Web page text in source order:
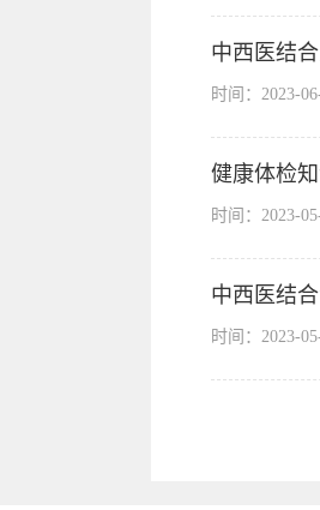
中西医结
时间：2023-
健康体检
时间：2023-
中西医结
时间：2023-